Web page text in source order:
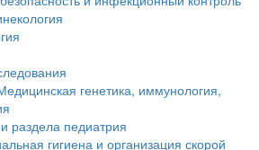
генетика, иммунология,
раздела педиатрия
гигиена и организация скорой